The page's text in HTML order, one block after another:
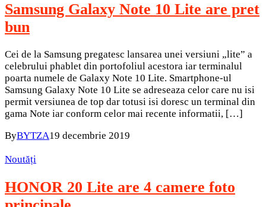
Samsung Galaxy Note 10 Lite are pret
bun
Cei de la Samsung pregatesc lansarea unei versiuni „lite” a
celebrului phablet din portofoliul acestora iar terminalul
poarta numele de Galaxy Note 10 Lite. Smartphone-ul
Samsung Galaxy Note 10 Lite se adreseaza celor care nu isi
permit versiunea de top dar totusi isi doresc un terminal din
gama Note iar conform celor mai recente informatii, […]
ByBYTZA19 decembrie 2019
Noutăți
HONOR 20 Lite are 4 camere foto